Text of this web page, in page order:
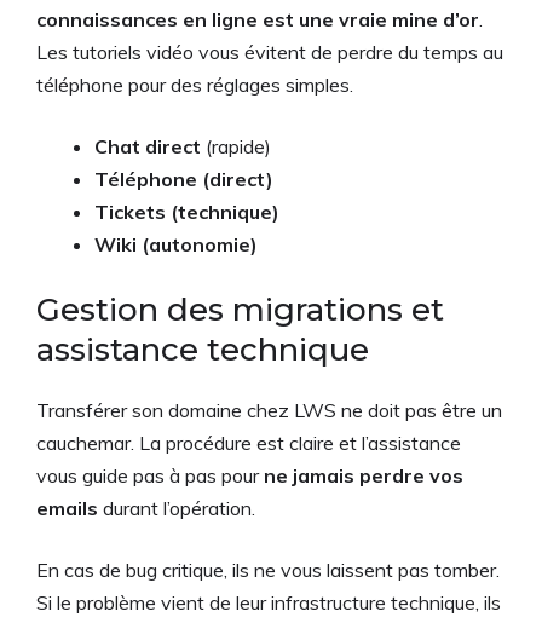
connaissances en ligne est une vraie mine d’or
Les tutoriels vidéo vous évitent de perdre du temps au
téléphone pour des réglages simples.
Chat direct (rapide)
Téléphone (direct)
Tickets (technique)
Wiki (autonomie)
Gestion des migrations et
assistance technique
Transférer son domaine chez LWS ne doit pas être un
cauchemar. La procédure est claire et l’assistance
vous guide pas à pas pour ne jamais perdre vos
emails durant l’opération.
En cas de bug critique, ils ne vous laissent pas tomber.
Si le problème vient de leur infrastructure technique, ils